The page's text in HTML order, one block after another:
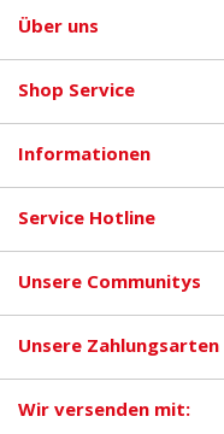
Über uns
Shop Service
Informationen
Service Hotline
Unsere Communitys
Unsere Zahlungsarten
Wir versenden mit: